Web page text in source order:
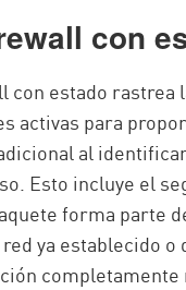
con
con estado rastrea
activas para
al
Esto incluye el
forma parte
ya establecido o
completamente